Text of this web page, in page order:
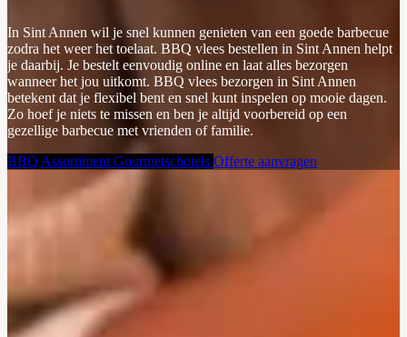
In Sint Annen wil je snel kunnen genieten van een goede barbecue
zodra het weer het toelaat. BBQ vlees bestellen in Sint Annen helpt
je daarbij. Je bestelt eenvoudig online en laat alles bezorgen
wanneer het jou uitkomt. BBQ vlees bezorgen in Sint Annen
betekent dat je flexibel bent en snel kunt inspelen op mooie dagen.
Zo hoef je niets te missen en ben je altijd voorbereid op een
gezellige barbecue met vrienden of familie.
BBQ Assortiment Gourmetschotels Offerte aanvragen